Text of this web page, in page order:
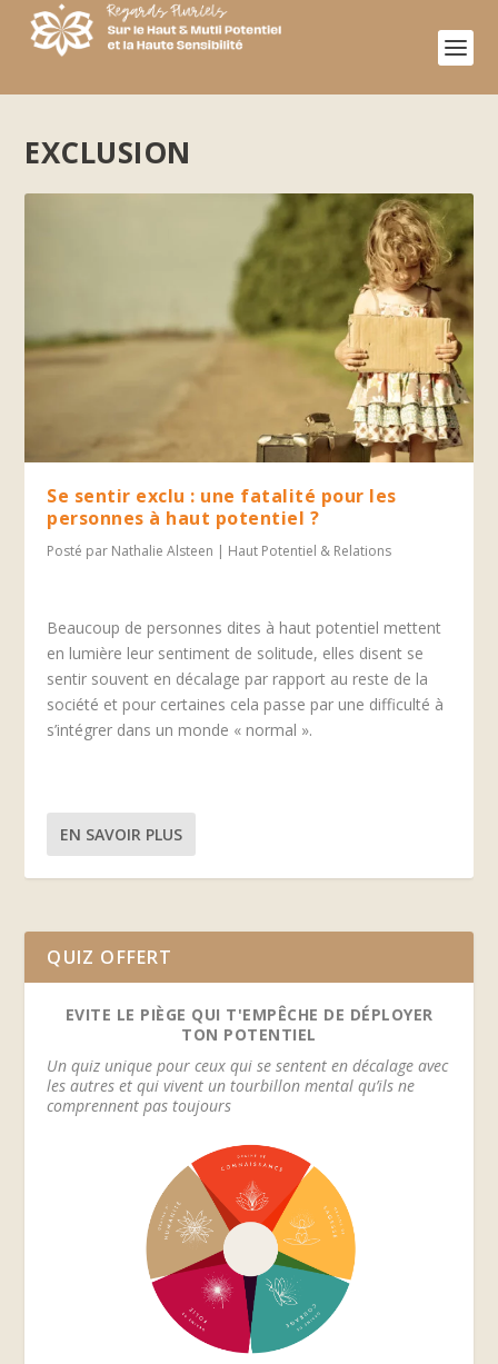
EXCLUSION
Se sentir exclu : une fatalité pour les
personnes à haut potentiel ?
Posté par Nathalie Alsteen | Haut Potentiel & Relations
Beaucoup de personnes dites à haut potentiel mettent
en lumière leur sentiment de solitude, elles disent se
sentir souvent en décalage par rapport au reste de la
société et pour certaines cela passe par une difficulté à
s’intégrer dans un monde « normal ».
EN SAVOIR PLUS
QUIZ OFFERT
EVITE LE PIÈGE QUI T'EMPÊCHE DE DÉPLOYER
TON POTENTIEL
Un quiz unique pour ceux qui se sentent en décalage avec
les autres et qui vivent un tourbillon mental qu’ils ne
comprennent pas toujours